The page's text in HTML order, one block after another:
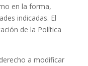
en la forma,
indicadas. El
de la Política
a modificar